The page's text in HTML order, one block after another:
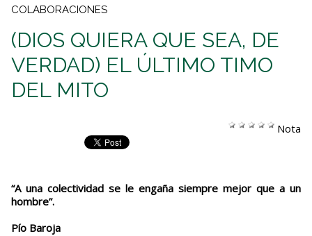
COLABORACIONES
(DIOS QUIERA QUE SEA, DE
VERDAD) EL ÚLTIMO TIMO
DEL MITO
Nota
“A una colectividad se le engaña siempre mejor que a un
hombre”.
Pío Baroja